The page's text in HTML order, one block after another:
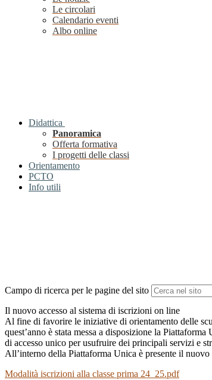
Le circolari
Calendario eventi
Albo online
Didattica
Panoramica
Offerta formativa
I progetti delle classi
Orientamento
PCTO
Info utili
Campo di ricerca per le pagine del sito
Il nuovo accesso al sistema di iscrizioni on line
Al fine di favorire le iniziative di orientamento delle
quest’anno è stata messa a disposizione la Piattaforma
di accesso unico per usufruire dei principali servizi e
All’interno della Piattaforma Unica è presente il
Modalità iscrizioni alla classe prima 24_25.pdf